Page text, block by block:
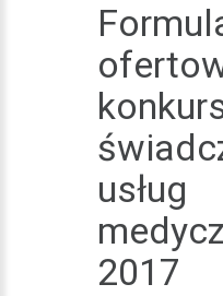
usług
2017